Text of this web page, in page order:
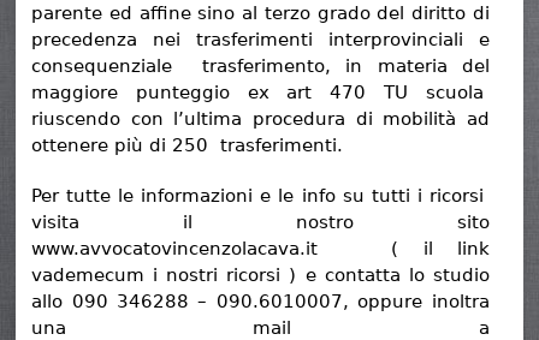
parente ed affine sino al terzo grado del diritto di
precedenza nei trasferimenti interprovinciali e
consequenziale trasferimento, in materia del
maggiore punteggio ex art 470 TU scuola
riuscendo con l’ultima procedura di mobilità ad
ottenere più di 250 trasferimenti.
Per tutte le informazioni e le info su tutti i ricorsi
visita il nostro sito
www.avvocatovincenzolacava.it ( il link
vademecum i nostri ricorsi ) e contatta lo studio
allo 090 346288 – 090.6010007, oppure inoltra
una mail a